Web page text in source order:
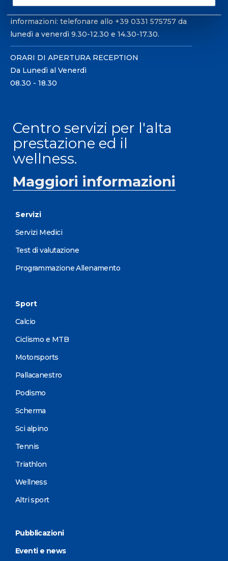
Per prenotare una visita o avere ulteriori
informazioni: telefonare allo +39 0331 575757 da
lunedì a venerdì 9.30-12.30 e 14.30-17.30.
ORARI DI APERTURA RECEPTION
Da Lunedì al Venerdì
08.30 - 18.30
Centro servizi per l'alta
prestazione ed il
wellness.
Maggiori informazioni
Servizi
Servizi Medici
Test di valutazione
Programmazione Allenamento
Sport
Calcio
Ciclismo e MTB
Motorsports
Pallacanestro
Podismo
Scherma
Sci alpino
Tennis
Triathlon
Wellness
Altri sport
Pubblicazioni
Eventi e news